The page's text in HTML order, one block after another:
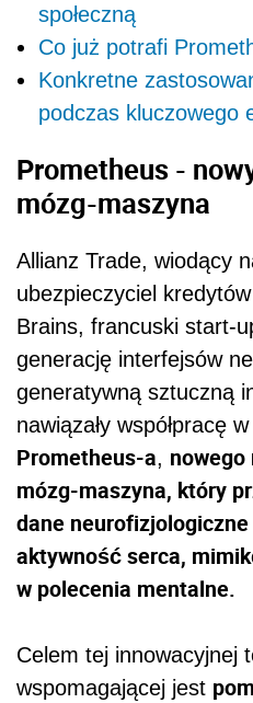
społeczną
Co już potrafi
Konkretne
podczas kluczowego
Prometheus -
mózg-maszyna
Allianz Trade, wiodący
ubezpieczyciel
Brains, francuski start-
generację interfejsów
generatywną sztuczną
nawiązały współpracę
Prometheus-a,
mózg-maszyna, który
dane
aktywność serca,
w polecenia mentalne.
Celem tej innowacyjnej
wspomagającej jest